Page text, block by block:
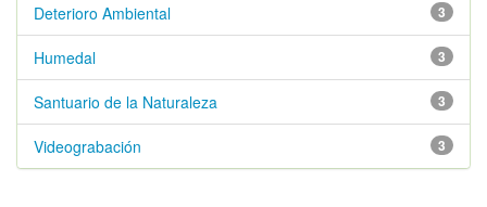
3
Deterioro Ambiental
3
Humedal
3
Santuario de la Naturaleza
3
Videograbación